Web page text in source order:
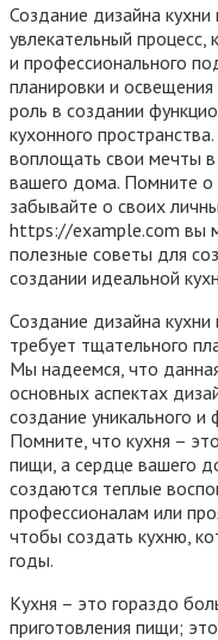
Создание дизайна
увлекательный
и профессионального
планировки и
роль в создании
кухонного
воплощать свои мечты
вашего дома. Помните о
забывайте о своих
https://example.com вы
полезные советы для
создании идеальной
Создание дизайна
требует тщательного
Мы надеемся, что
основных аспектах
создание уникального и
Помните, что кухня –
пищи, а сердце вашего
создаются теплые
профессионалам или
чтобы создать кухню,
годы.
Кухня – это гораздо
приготовления пищи;